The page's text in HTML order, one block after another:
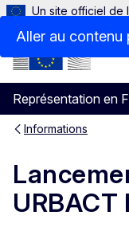
Aller au contenu
Un site officiel de
Représentation en
Menu
Informations
URBACT